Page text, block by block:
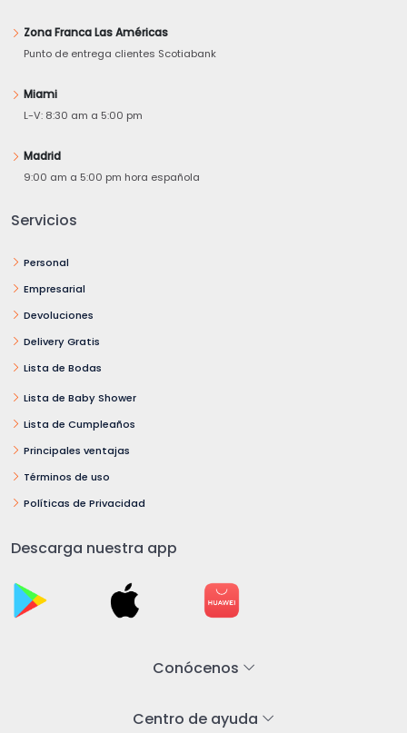
Zona Franca Las Américas
Punto de entrega clientes Scotiabank
Miami
L-V: 8:30 am a 5:00 pm
Madrid
9:00 am a 5:00 pm hora española
Servicios
Personal
Empresarial
Devoluciones
Delivery Gratis
Lista de Bodas
Lista de Baby Shower
Lista de Cumpleaños
Principales ventajas
Términos de uso
Políticas de Privacidad
Descarga nuestra app
Conócenos
Centro de ayuda